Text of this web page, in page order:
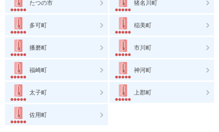
たつの市 猪名川町
多可町 稲美町
播磨町 市川町
福崎町 神河町
太子町 上郡町
佐用町